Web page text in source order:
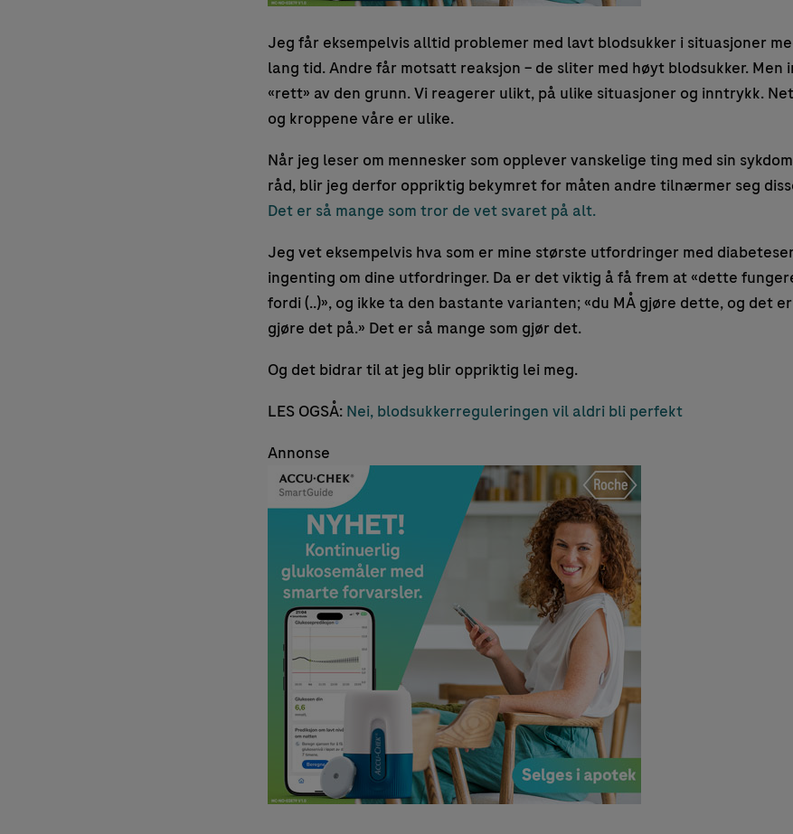
Jeg får eksempelvis alltid problemer med lavt blodsukker i situasjoner
lang tid. Andre får motsatt reaksjon – de sliter med høyt blodsukker. Men
«rett» av den grunn. Vi reagerer ulikt, på ulike situasjoner og inntrykk.
og kroppene våre er ulike.
Når jeg leser om mennesker som opplever vanskelige ting med sin
råd, blir jeg derfor oppriktig bekymret for måten andre tilnærmer seg
Det er så mange som tror de vet svaret på alt.
Jeg vet eksempelvis hva som er mine største utfordringer med
ingenting om dine utfordringer. Da er det viktig å få frem at «dette
fordi (..)», og ikke ta den bastante varianten; «du MÅ gjøre dette, og det
gjøre det på.» Det er så mange som gjør det.
Og det bidrar til at jeg blir oppriktig lei meg.
LES OGSÅ: Nei, blodsukkerreguleringen vil aldri bli perfekt
Annonse